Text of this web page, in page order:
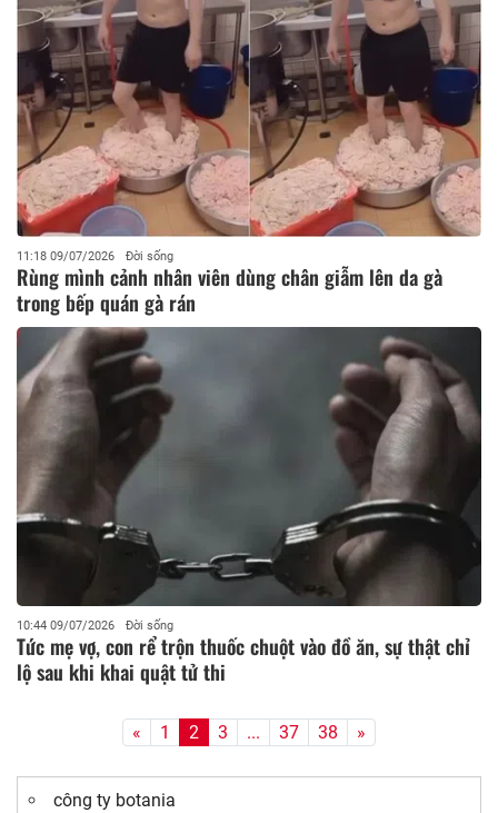
11:18 09/07/2026 Đời sống
Rùng mình cảnh nhân viên dùng chân giẫm lên da gà
trong bếp quán gà rán
10:44 09/07/2026 Đời sống
Tức mẹ vợ, con rể trộn thuốc chuột vào đồ ăn, sự thật chỉ
lộ sau khi khai quật tử thi
« 1 2 3 ... 37 38 »
công ty botania